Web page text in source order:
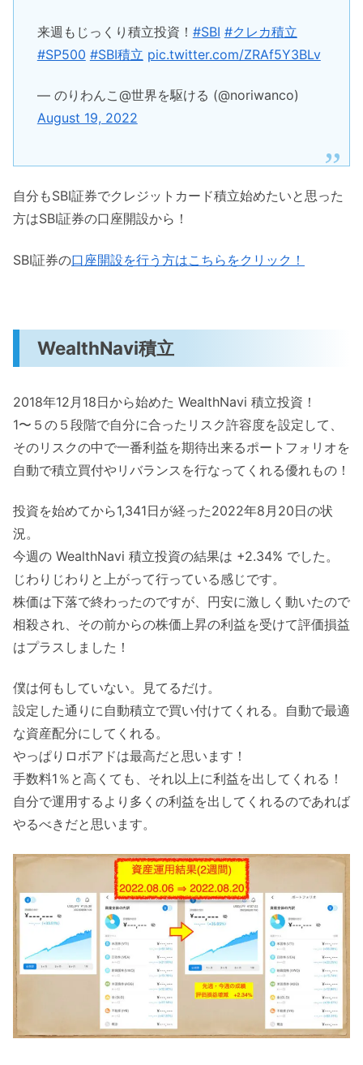
来週もじっくり積立投資！ #SBI #クレカ積立
#SP500 #SBI積立 pic.twitter.com/ZRAf5Y3BLv
— のりわんこ@世界を駆ける (@noriwanco)
August 19, 2022
自分もSBI証券でクレジットカード積立始めたいと思った
方はSBI証券の口座開設から！
SBI証券の口座開設を行う方はこちらをクリック！
WealthNavi積立
2018年12月18日から始めた WealthNavi 積立投資！
1〜５の５段階で自分に合ったリスク許容度を設定して、
そのリスクの中で一番利益を期待出来るポートフォリオを
自動で積立買付やリバランスを行なってくれる優れもの！
投資を始めてから1,341日が経った2022年8月20日の状
況。
今週の WealthNavi 積立投資の結果は +2.34% でした。
じわりじわりと上がって行っている感じです。
株価は下落で終わったのですが、円安に激しく動いたので
相殺され、その前からの株価上昇の利益を受けて評価損益
はプラスしました！
僕は何もしていない。見てるだけ。
設定した通りに自動積立で買い付けてくれる。自動で最適
な資産配分にしてくれる。
やっぱりロボアドは最高だと思います！
手数料1％と高くても、それ以上に利益を出してくれる！
自分で運用するより多くの利益を出してくれるのであれば
やるべきだと思います。